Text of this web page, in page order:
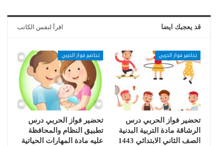
قد يعجبك ايضا اقرأ لنفس الكاتب
تحاضير فواز الحربي
تحضير فواز الحربي درس
الرشاقة مادة التربية البدنية
الصف الثاني الابتدائي 1443
تحاضير فواز الحربي
تحضير فواز الحربي درس
تطبيق النظام والمحافظة
عليه مادة المهارات الحياتية